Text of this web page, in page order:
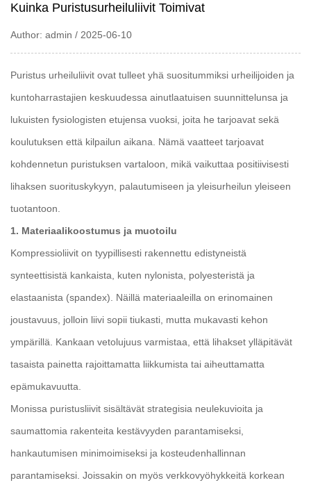
Kuinka Puristusurheiluliivit Toimivat
Author: admin / 2025-06-10
Puristus urheiluliivit ovat tulleet yhä suositummiksi urheilijoiden ja
kuntoharrastajien keskuudessa ainutlaatuisen suunnittelunsa ja
lukuisten fysiologisten etujensa vuoksi, joita he tarjoavat sekä
koulutuksen että kilpailun aikana. Nämä vaatteet tarjoavat
kohdennetun puristuksen vartaloon, mikä vaikuttaa positiivisesti
lihaksen suorituskykyyn, palautumiseen ja yleisurheilun yleiseen
tuotantoon.
1. Materiaalikoostumus ja muotoilu
Kompressioliivit on tyypillisesti rakennettu edistyneistä
synteettisistä kankaista, kuten nylonista, polyesteristä ja
elastaanista (spandex). Näillä materiaaleilla on erinomainen
joustavuus, jolloin liivi sopii tiukasti, mutta mukavasti kehon
ympärillä. Kankaan vetolujuus varmistaa, että lihakset ylläpitävät
tasaista painetta rajoittamatta liikkumista tai aiheuttamatta
epämukavuutta.
Monissa puristusliivit sisältävät strategisia neulekuvioita ja
saumattomia rakenteita kestävyyden parantamiseksi,
hankautumisen minimoimiseksi ja kosteudenhallinnan
parantamiseksi. Joissakin on myös verkkovyöhykkeitä korkean